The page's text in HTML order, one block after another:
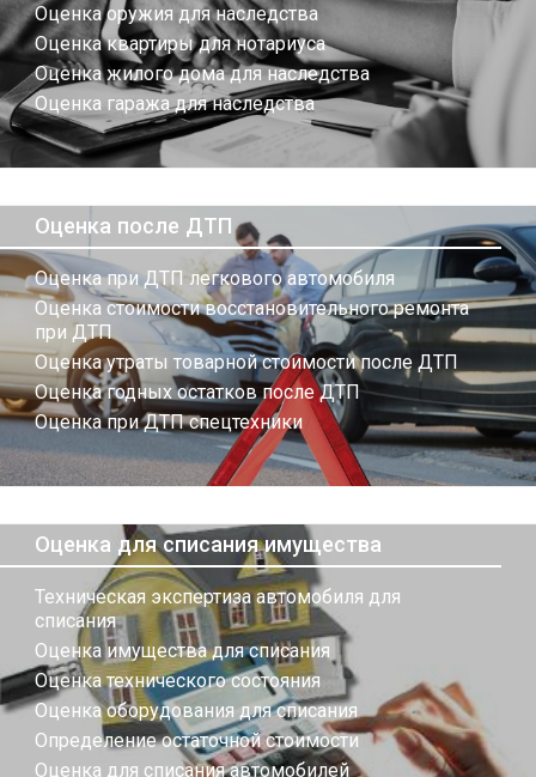
Оценка оружия для наследства
Оценка квартиры для нотариуса
Оценка жилого дома для наследства
Оценка гаража для наследства
Оценка после ДТП
Оценка при ДТП легкового автомобиля
Оценка стоимости восстановительного ремонта
при ДТП
Оценка утраты товарной стоимости после ДТП
Оценка годных остатков после ДТП
Оценка при ДТП спецтехники
Оценка для списания имущества
Техническая экспертиза автомобиля для
списания
Оценка имущества для списания
Оценка технического состояния
Оценка оборудования для списания
Определение остаточной стоимости
Оценка для списания автомобилей